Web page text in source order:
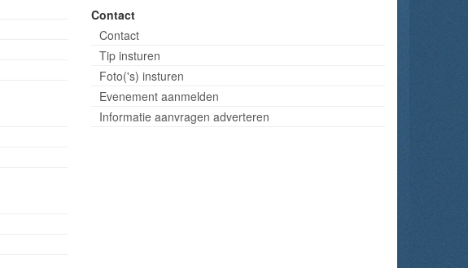
Contact
Contact
Tip insturen
Foto('s) insturen
Evenement aanmelden
Informatie aanvragen adverteren